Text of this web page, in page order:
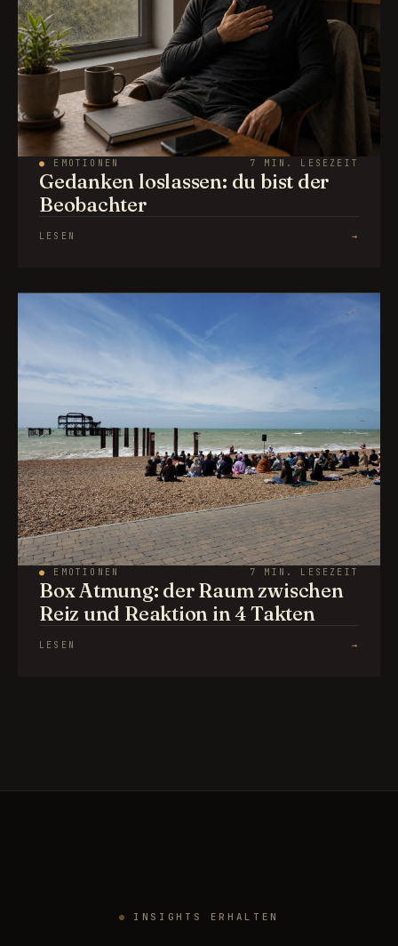
● EMOTIONEN 7 MIN. LESEZEIT
Gedanken loslassen: du bist der
Beobachter
LESEN →
● EMOTIONEN 7 MIN. LESEZEIT
Box Atmung: der Raum zwischen
Reiz und Reaktion in 4 Takten
LESEN →
INSIGHTS ERHALTEN